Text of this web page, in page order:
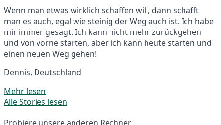
Wenn man etwas wirklich schaffen will, dann schafft
man es auch, egal wie steinig der Weg auch ist. Ich habe
mir immer gesagt: Ich kann nicht mehr zurückgehen
und von vorne starten, aber ich kann heute starten und
einen neuen Weg gehen!
Dennis, Deutschland
Mehr lesen
Alle Stories lesen
Probiere unsere anderen Rechner